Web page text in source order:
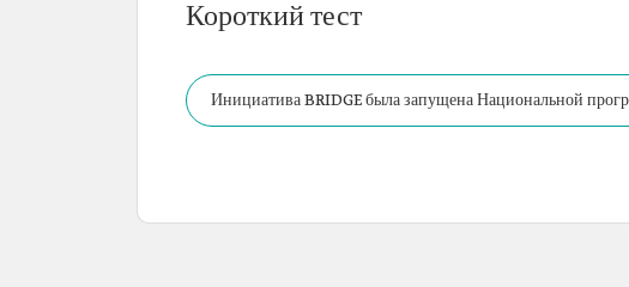
Короткий тест
Инициатива BRIDGE была запущена Национальной